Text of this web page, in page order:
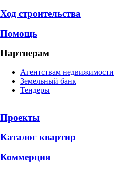
Ход строительства
Помощь
Партнерам
Агентствам недвижимости
Земельный банк
Тендеры
Проекты
Каталог квартир
Коммерция